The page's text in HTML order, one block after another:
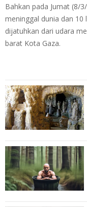
Bahkan pada Jumat (8/
meninggal dunia dan
dijatuhkan dari udara
barat Kota Gaza.